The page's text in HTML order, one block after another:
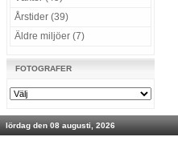
Årstider (39)
Äldre miljöer (7)
FOTOGRAFER
lördag den 08 augusti, 2026